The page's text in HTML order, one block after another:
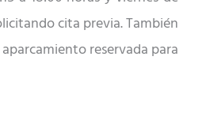
cita previa. También
reservada para